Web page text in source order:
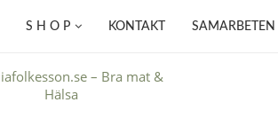
S H O P KONTAKT SAMARBETEN